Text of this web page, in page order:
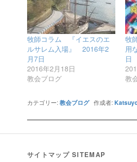
牧師コラム 『イエスのエ
ルサレム入場』 2016年2
月7日
2016年2月18日
教会ブログ
牧
用
日
教
カテゴリー:教会ブログ作成者:
サイトマップ SITEMAP